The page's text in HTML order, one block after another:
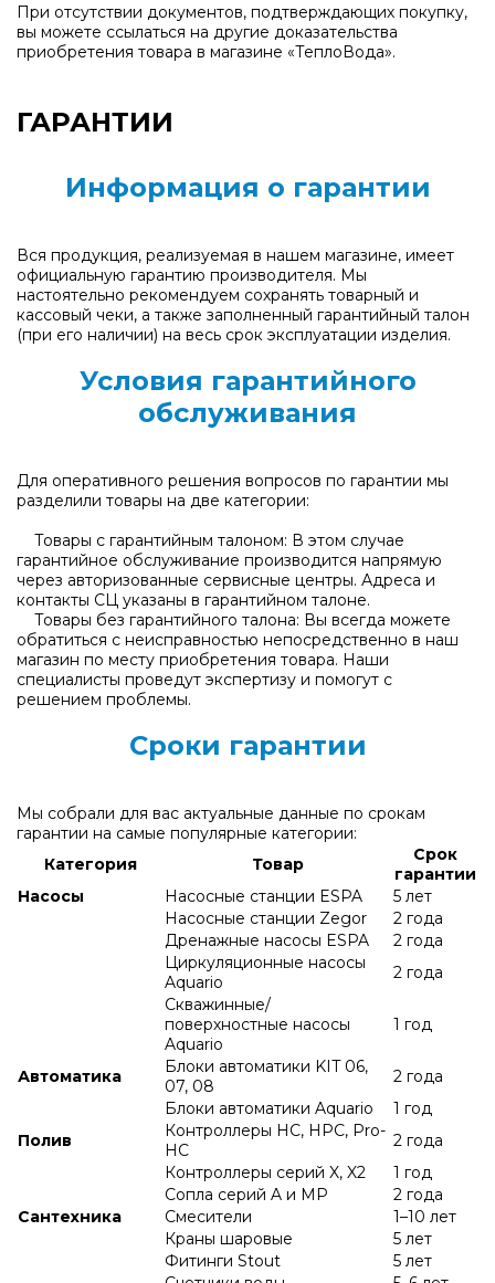
При отсутствии документов, подтверждающих покупку,
вы можете ссылаться на другие доказательства
приобретения товара в магазине «ТеплоВода».
ГАРАНТИИ
Информация о гарантии
Вся продукция, реализуемая в нашем магазине, имеет
официальную гарантию производителя. Мы
настоятельно рекомендуем сохранять товарный и
кассовый чеки, а также заполненный гарантийный талон
(при его наличии) на весь срок эксплуатации изделия.
Условия гарантийного
обслуживания
Для оперативного решения вопросов по гарантии мы
разделили товары на две категории:
Товары с гарантийным талоном: В этом случае
гарантийное обслуживание производится напрямую
через авторизованные сервисные центры. Адреса и
контакты СЦ указаны в гарантийном талоне.
Товары без гарантийного талона: Вы всегда можете
обратиться с неисправностью непосредственно в наш
магазин по месту приобретения товара. Наши
специалисты проведут экспертизу и помогут с
решением проблемы.
Сроки гарантии
Мы собрали для вас актуальные данные по срокам
гарантии на самые популярные категории:
Категория
Товар
Срок
гарантии
Насосы
Насосные станции ESPA
5 лет
Насосные станции Zegor
2 года
Дренажные насосы ESPA
2 года
Циркуляционные насосы
Aquario
2 года
Скважинные/
поверхностные насосы
Aquario
1 год
Автоматика
Блоки автоматики KIT 06,
07, 08
2 года
Блоки автоматики Aquario
1 год
Полив
Контроллеры HC, HPC, Pro-
HC
2 года
Контроллеры серий X, X2
1 год
Сопла серий A и МР
2 года
Сантехника
Смесители
1–10 лет
Краны шаровые
5 лет
Фитинги Stout
5 лет